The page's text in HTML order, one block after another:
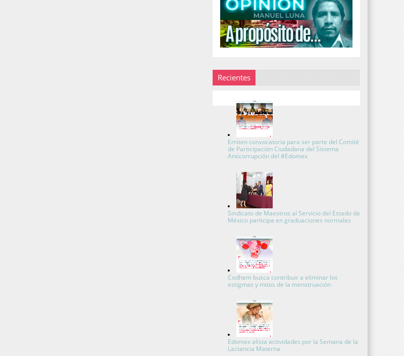
Recientes
Emiten convocatoria para ser parte del Comité
de Participación Ciudadana del Sistema
Anticorrupción del #Edomex
Sindicato de Maestros al Servicio del Estado de
México participa en graduaciones normales
Codhem busca contribuir a eliminar los
estigmas y mitos de la menstruación
Edomex alista actividades por la Semana de la
Lactancia Materna